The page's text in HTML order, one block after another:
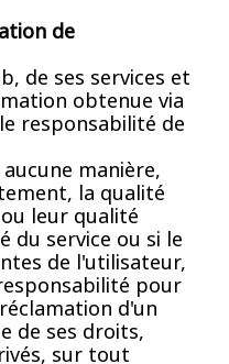
de
de ses services et
obtenue via
responsabilité de
manière,
la qualité
leur qualité
du service ou si le
de l'utilisateur,
pour
d'un
de ses droits,
sur tout